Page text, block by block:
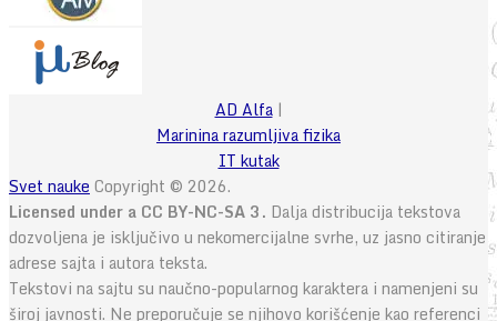
AD Alfa|
Marinina razumljiva fizika
IT kutak
Svet nauke Copyright © 2026.
Licensed under a CC BY-NC-SA 3. Dalja distribucija tekstova
dozvoljena je isključivo u nekomercijalne svrhe, uz jasno citiranje
adrese sajta i autora teksta.
Tekstovi na sajtu su naučno-popularnog karaktera i namenjeni su
široj javnosti. Ne preporučuje se njihovo korišćenje kao referenci